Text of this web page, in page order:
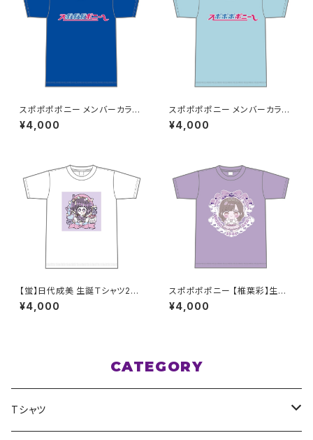
スポポポポニー メンバーカラー
シンプルデザイン ロゴTシャツ
ブルー S〜XLサイズ
¥4,000
スポポポポニー メンバーカラー
シンプルデザイン ロゴTシャツ
ライトブルー S〜XLサイズ
¥4,000
【蛍】日代成美 生誕Ｔシャツ202
5 M〜XLサイズ
¥4,000
スポポポポニー 【椎葉彩】生誕
祭Tシャツ S〜XLサイズ
¥4,000
CATEGORY
Tシャツ